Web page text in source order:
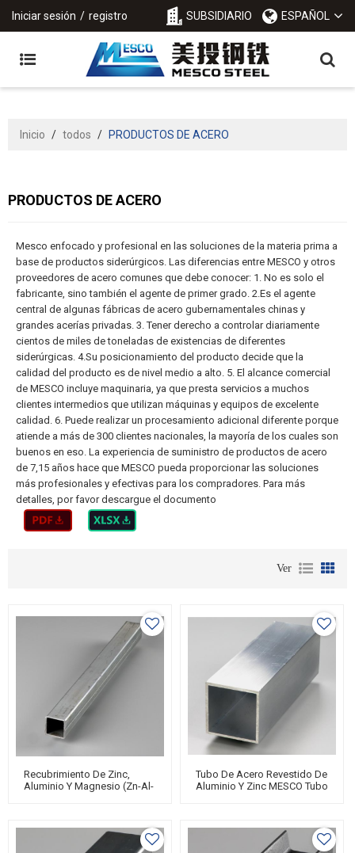
Iniciar sesión / registro SUBSIDIARIO ESPAÑOL
Inicio / todos / PRODUCTOS DE ACERO
PRODUCTOS DE ACERO
Mesco enfocado y profesional en las soluciones de la materia prima a
base de productos siderúrgicos. Las diferencias entre MESCO y otros
proveedores de acero comunes que debe conocer: 1. No es solo el
fabricante, sino también el agente de primer grado. 2.Es el agente
central de algunas fábricas de acero gubernamentales chinas y
grandes acerías privadas. 3. Tener derecho a controlar diariamente
cientos de miles de toneladas de existencias de diferentes
siderúrgicas. 4.Su posicionamiento del producto decide que la
calidad del producto es de nivel medio a alto. 5. El alcance comercial
de MESCO incluye maquinaria, ya que presta servicios a muchos
clientes intermedios que utilizan máquinas y equipos de excelente
calidad. 6. Puede realizar un procesamiento adicional diferente porque
atiende a más de 300 clientes nacionales, la mayoría de los cuales son
buenos en eso. La experiencia de suministro de productos de acero
de 7,15 años hace que MESCO pueda proporcionar las soluciones
más profesionales y efectivas para los compradores. Para más
detalles, por favor descargue el documento
Ver
Recubrimiento De Zinc,
Aluminio Y Magnesio (Zn-Al-
Tubo De Acero Revestido De
Aluminio Y Zinc MESCO Tubo